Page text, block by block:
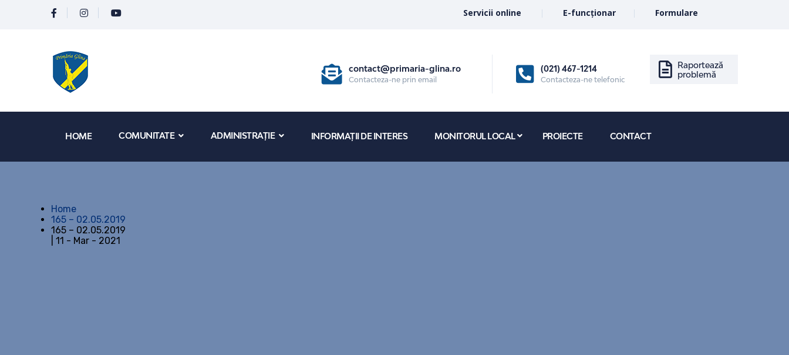
Servicii online E-funcționar Formulare
contact@primaria-glina.ro
Contacteza-ne prin email
(021) 467-1214
Contacteza-ne telefonic
Raportează
problemă
HOME COMUNITATE ADMINISTRAȚIE INFORMAȚII DE INTERES MONITORUL LOCAL PROIECTE CONTACT
Home
165 – 02.05.2019
165 – 02.05.2019
| 11 - Mar - 2021